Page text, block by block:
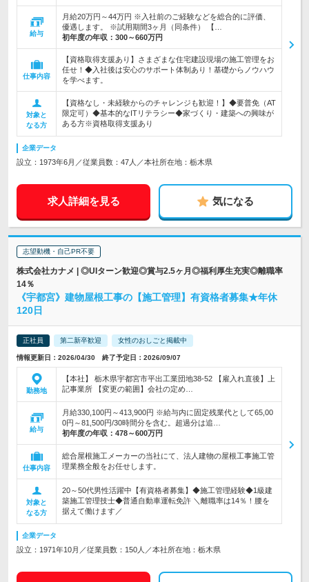
給与
月給20万円～44万円 ※入社前のご経験などを総合的に評価、
優遇します。 ※試用期間3ヶ月（同条件） 【…
初年度の年収： 300～660万円
仕事内容
【資格取得支援あり】さまざまな住宅建設現場の施工管理をお
任せ！◆入社後は安心のサポート体制あり！基礎からノウハウ
を学べます。
対象と
なる方
【資格なし・未経験からのチャレンジも歓迎！】◆要普免（AT
限定可）◆基本的なITリテラシー◆家づくり・建築への興味が
ある方※資格取得支援あり
企業データ
設立：1973年6月／従業員数：47人／本社所在地：栃木県
求人詳細を見る 気になる
志望動機・自己PR不要
株式会社カナメ | ◎UIターン歓迎◎賞与2.5ヶ月◎福利厚生充実◎離職率
14％
《宇都宮》建物屋根工事の【施工管理】有資格者募集★年休
120日
正社員 第二新卒歓迎 女性のおしごと掲載中
情報更新日：2026/04/30 終了予定日：2026/09/07
勤務地
【本社】 栃木県宇都宮市平出工業団地38-52 【雇入れ直後】上
記事業所 【変更の範囲】会社の定め…
給与
月給330,100円～413,900円 ※給与内に固定残業代として65,00
0円～81,500円/30時間分を含む。超過分は追…
初年度の年収： 478～600万円
仕事内容
総合屋根施工メーカーの当社にて、法人建物の屋根工事施工管
理業務全般をお任せします。
対象と
なる方
20～50代男性活躍中【有資格者募集】◆施工管理経験◆1級建
築施工管理技士◆普通自動車運転免許 ＼離職率は14％！腰を
据えて働けます／
企業データ
設立：1971年10月／従業員数：150人／本社所在地：栃木県